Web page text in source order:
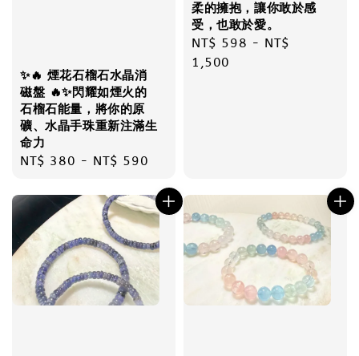
✨🔥 煙花石榴石水晶消
磁盤 🔥✨閃耀如煙火的
石榴石能量，將你的原
礦、水晶手珠重新注滿生
命力
Regular
NT$ 380 - NT$ 590
柔的擁抱，讓你敢於感
受，也敢於愛。
Regular
price
NT$ 598 - NT$
1,500